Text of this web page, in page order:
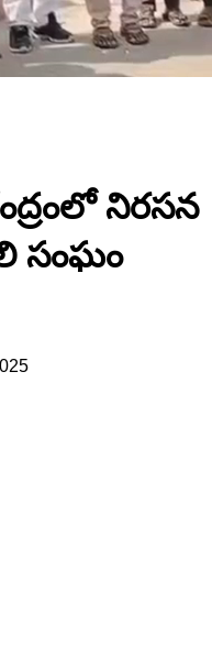
నిరసన
సంఘం